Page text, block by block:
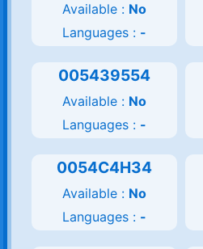
Available : No
Languages : -
005439554
Available : No
Languages : -
0054C4H34
Available : No
Languages : -